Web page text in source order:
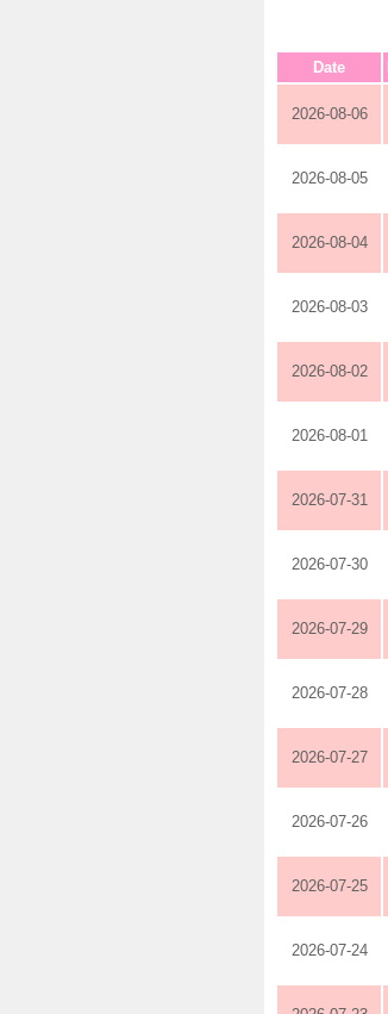
Date
2026-08-06
2026-08-05
2026-08-04
2026-08-03
2026-08-02
2026-08-01
2026-07-31
2026-07-30
2026-07-29
2026-07-28
2026-07-27
2026-07-26
2026-07-25
2026-07-24